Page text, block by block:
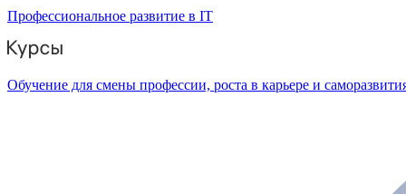
Профессиональное развитие в IT
Обучение для смены профессии, роста в карьере и